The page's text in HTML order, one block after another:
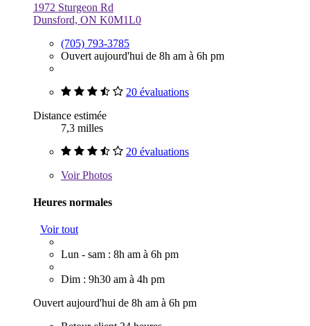
1972 Sturgeon Rd
Dunsford, ON K0M1L0
(705) 793-3785
Ouvert aujourd'hui de 8h am à 6h pm
20 évaluations
Distance estimée
7,3 milles
20 évaluations
VoirPhotos
Heures normales
Voir tout
Lun - sam : 8h am à 6h pm
Dim : 9h30 am à 4h pm
Ouvert aujourd'hui de 8h am à 6h pm